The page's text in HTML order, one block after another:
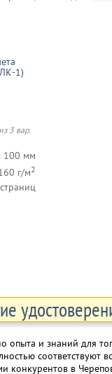
1)
из 3 вар.
100 мм
г/м2
и знаний для
соответствуют
конкурентов в